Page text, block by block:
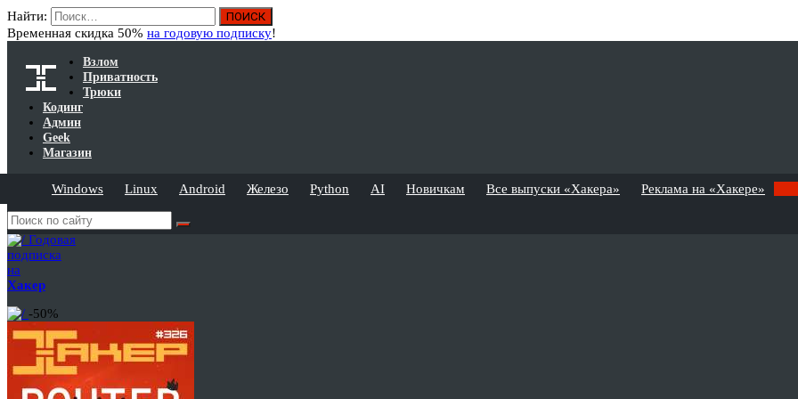
Найти:
Временная скидка 50% на годовую подписку!
Взлом
Приватность
Трюки
Кодинг
Админ
Geek
Магазин
Windows Linux Android Железо Python AI Новичкам Все выпуски «Хакера» Реклама на «Хакере»
Годовая
подписка
на
Хакер
-50%